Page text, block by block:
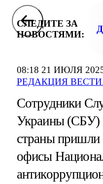
08:18 21 ИЮЛЯ
РЕДАКЦИЯ
СЛЕДИТЕ ЗА
НОВОСТЯМИ:
Сотрудники
Украины (СБУ)
страны пришли
офисы